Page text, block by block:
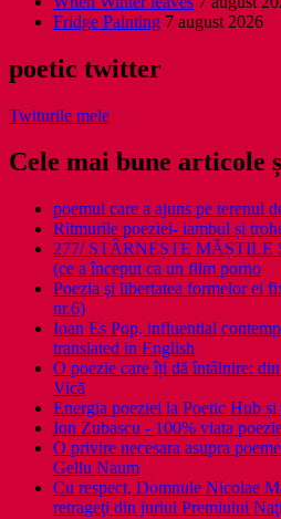
Fridge Painting 7 august 2026
poetic twitter
Twiturile mele
Cele mai bune articole
poemul care a ajuns pe terenul
Ritmurile poeziei- iambul și
277/ STÂRNEȘTE MĂȘTILE
(ce a început ca un film porno
Poezia şi libertatea formelor ei
nr.6)
Ioan Es Pop, influential
translated in English
O poezie care îți dă întâlnire:
Vică
Energia poeziei la Poetic Hub
Ion Zubascu - 100% viata
O privire necesara asupra
Gellu Naum
Cu respect, Domnule Nicolae
retrageţi din juriul Premiului